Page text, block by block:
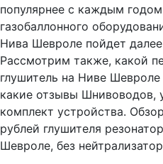
популярнее с каждым
газобаллонного
Нива Шевроле пойдет далее
Рассмотрим также, какой
глушитель на Ниве
какие отзывы Шнивоводов,
комплект устройства.
рублей глушителя
Шевроле, без